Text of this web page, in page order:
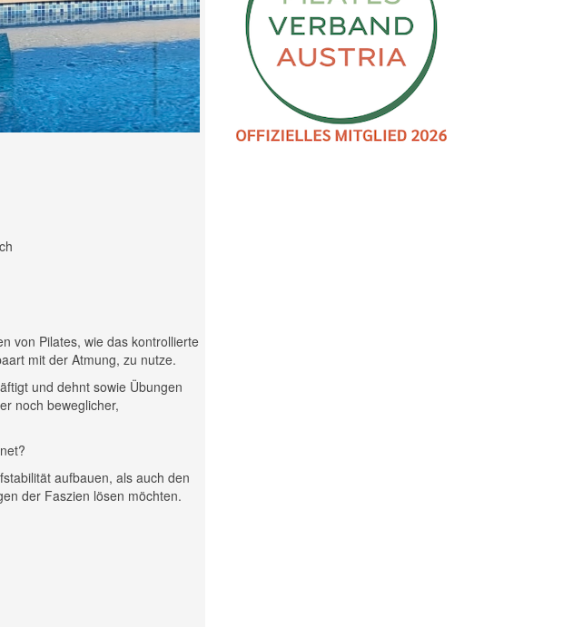
von Pilates, wie das kontrollierte
mit der Atmung, zu nutze.
und dehnt sowie Übungen
noch beweglicher,
aufbauen, als auch den
der Faszien lösen möchten.